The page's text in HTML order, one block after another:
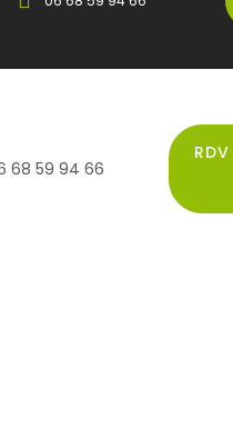
68 59 94 66